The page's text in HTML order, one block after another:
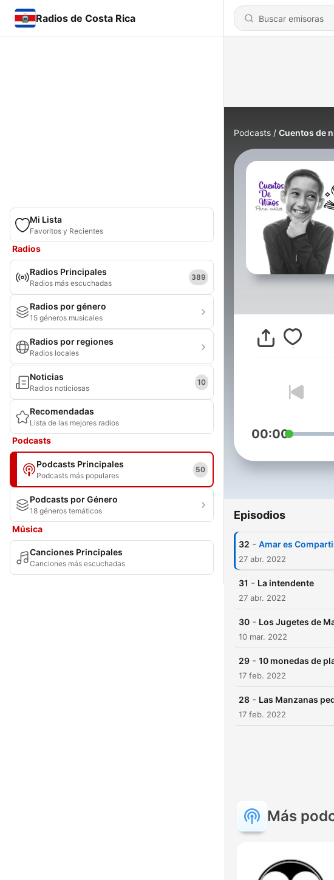
Radios de Costa Rica
Mi Lista
Favoritos y Recientes
Radios
Radios Principales
Radios más escuchadas
389
Radios por género
15 géneros musicales
Radios por regiones
Radios locales
Noticias
Radios noticiosas
10
Recomendadas
Lista de las mejores radios
Podcasts
Podcasts Principales
Podcasts más populares
50
Podcasts por Género
18 géneros temáticos
Música
Canciones Principales
Canciones más escuchadas
Podcasts Cuentos de
00:00
Episodios
32 - Amar es
27 abr. 2022
31 - La intendente
27 abr. 2022
30 - Los Jugetes de
10 mar. 2022
29 - 10 monedas de
17 feb. 2022
28 - Las Manzanas
17 feb. 2022
Más